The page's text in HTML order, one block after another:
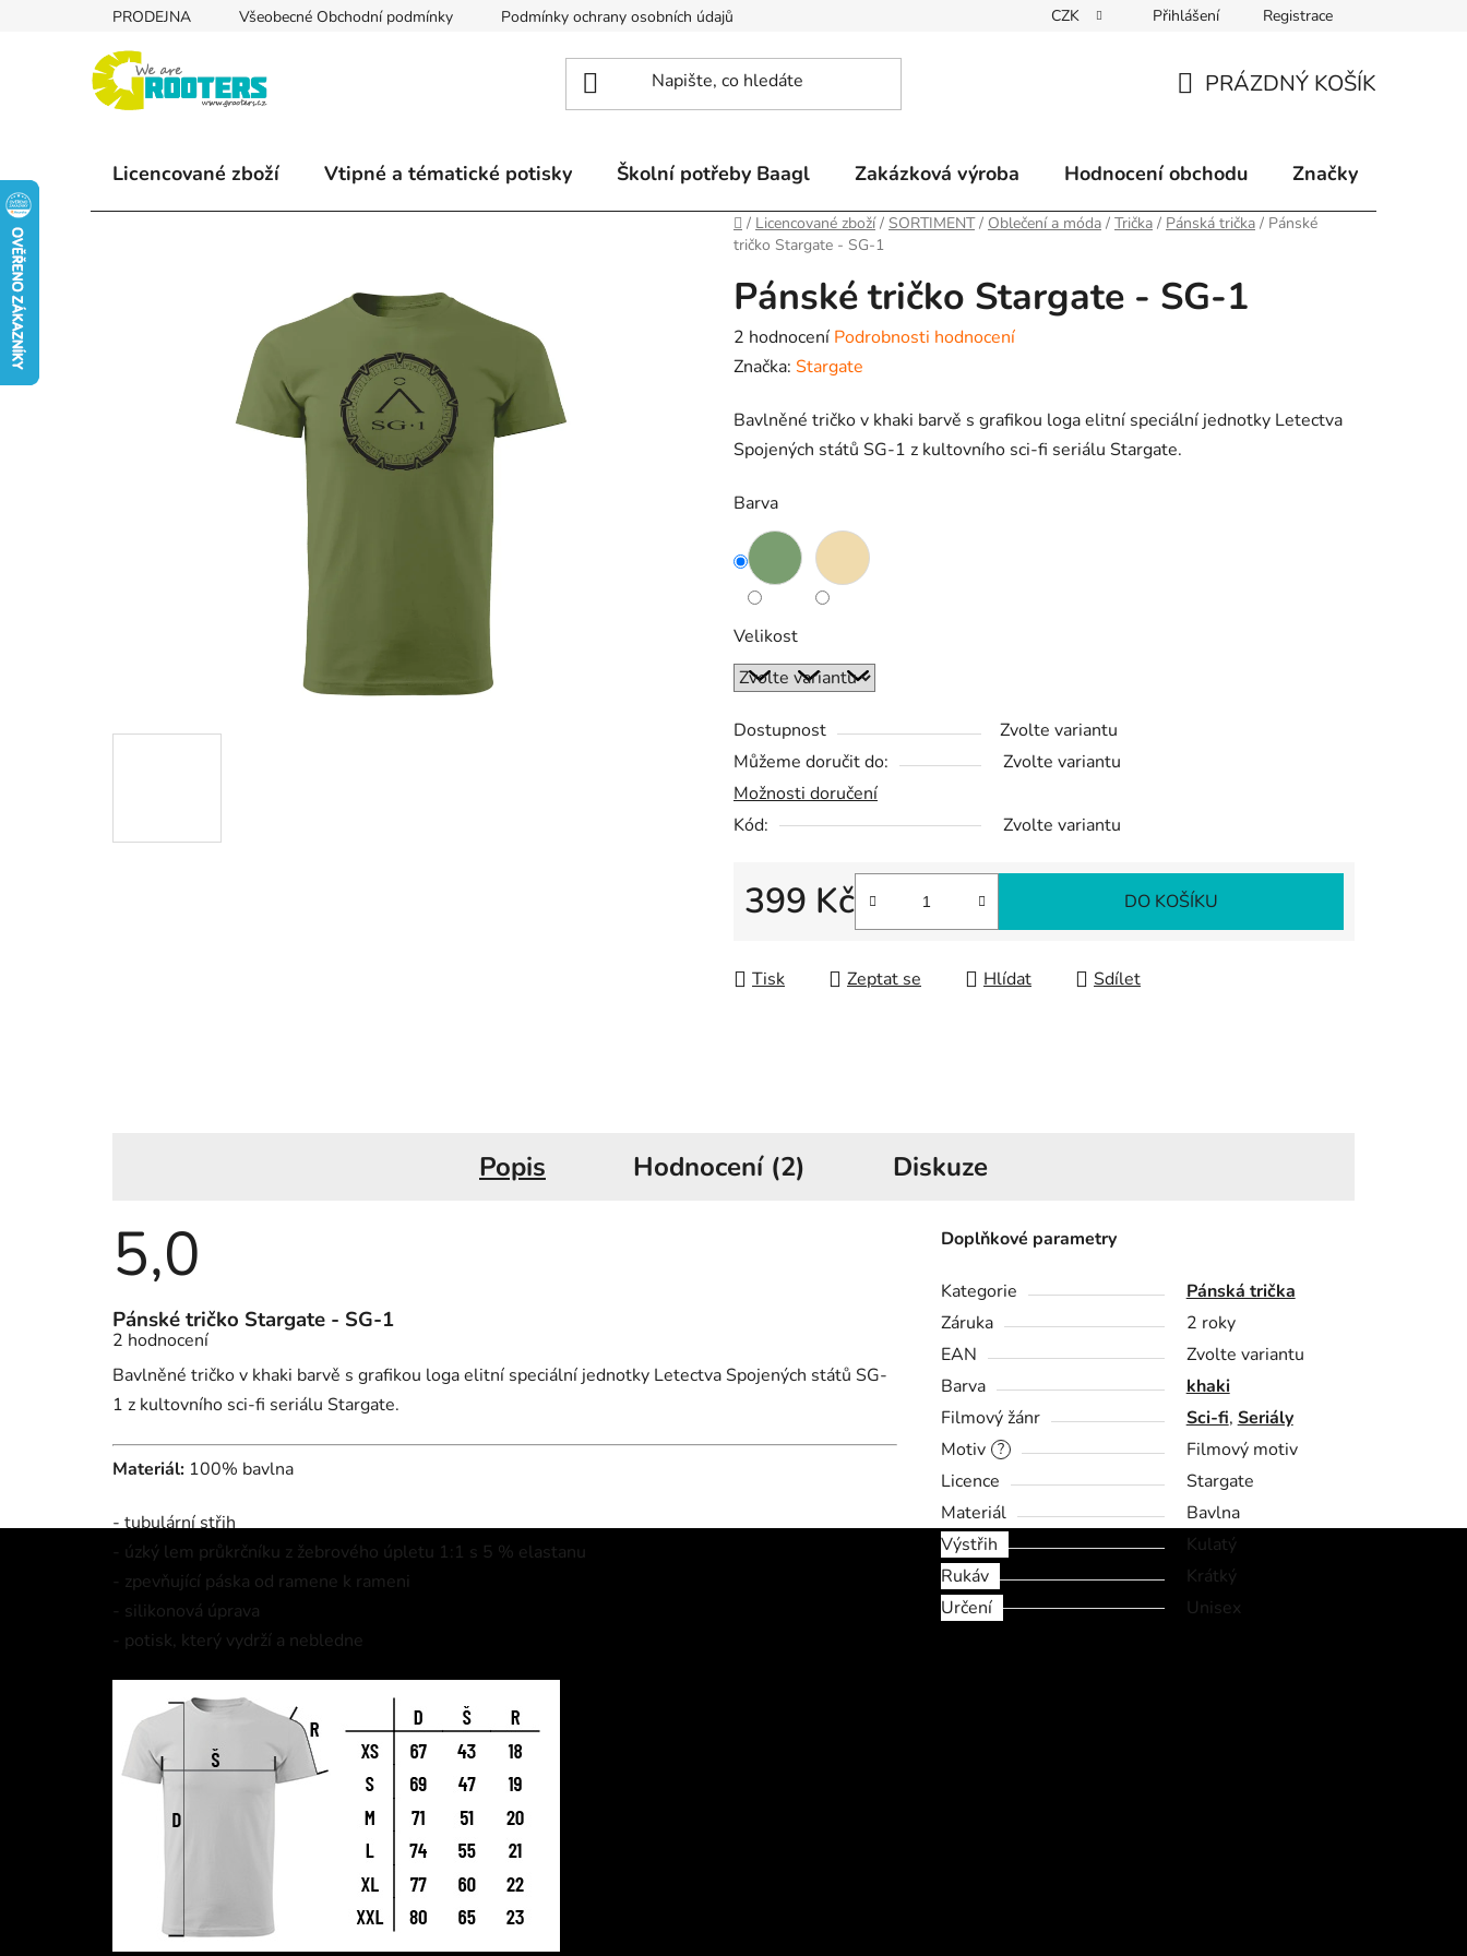
PRODEJNA Všeobecné Obchodní podmínky Podmínky ochrany osobních údajů Způsoby doručení Kontakty
CZK Přihlášení Registrace
KOŠÍK
PRÁZDNÝ KOŠÍK
Licencované zboží Vtipné a tématické potisky Školní potřeby Baagl Zakázková výroba Hodnocení obchodu Značky
Domů
/ Licencované zboží / SORTIMENT / Oblečení a móda / Trička / Pánská trička / Pánské
tričko Stargate - SG-1
Pánské tričko Stargate - SG-1
Průměrné
hodnocení
je
5,0
5
hvězdiček.
2 hodnocení Podrobnosti hodnocení
Značka: Stargate
Bavlněné tričko v khaki barvě s grafikou loga elitní speciální jednotky Letectva
Spojených států SG-1 z kultovního sci-fi seriálu Stargate.
Barva
Velikost
Dostupnost
Zvolte variantu
Můžeme doručit do:
Zvolte variantu
Možnosti doručení
Kód:
Zvolte variantu
399 Kč DO KOŠÍKU
Tisk Zeptat se Hlídat Sdílet
Popis Hodnocení (2) Diskuze
5,0
Průměrné
hodnocení
produktu
5,0
z
5
2 hodnocení
Pánské tričko Stargate - SG-1
Bavlněné tričko v khaki barvě s grafikou loga elitní speciální jednotky Letectva Spojených států SG-
1 z kultovního sci-fi seriálu Stargate.
Materiál: 100% bavlna
- tubulární střih
- úzký lem průkrčníku z žebrového úpletu 1:1 s 5 % elastanu
- zpevňující páska od ramene k rameni
- silikonová úprava
- potisk, který vydrží a nebledne
Doplňkové parametry
Kategorie
Pánská trička
Záruka
2 roky
EAN
Zvolte variantu
Barva
khaki
Filmový žánr
Sci-fi, Seriály
?
Motiv
Filmový motiv
Licence
Stargate
Materiál
Bavlna
Výstřih
Kulatý
Rukáv
Krátký
Určení
Unisex